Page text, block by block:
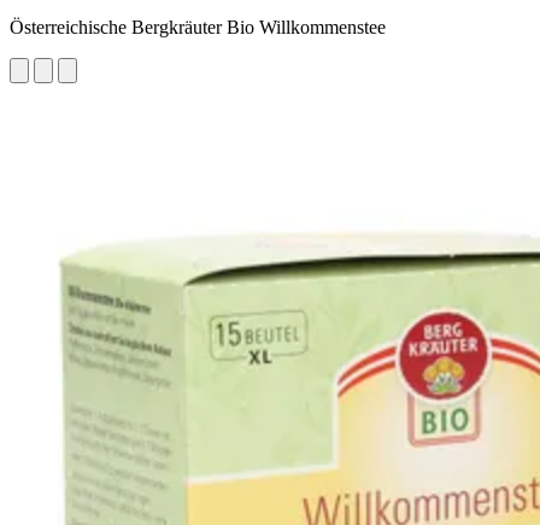
Österreichische Bergkräuter Bio Willkommenstee